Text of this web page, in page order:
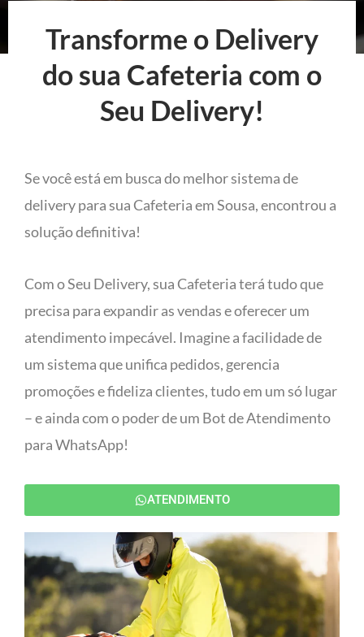
Transforme o Delivery
do sua Cafeteria com o
Seu Delivery!
Se você está em busca do melhor sistema de
delivery para sua Cafeteria em Sousa, encontrou a
solução definitiva!
Com o Seu Delivery, sua Cafeteria terá tudo que
precisa para expandir as vendas e oferecer um
atendimento impecável. Imagine a facilidade de
um sistema que unifica pedidos, gerencia
promoções e fideliza clientes, tudo em um só lugar
– e ainda com o poder de um Bot de Atendimento
para WhatsApp!
ATENDIMENTO